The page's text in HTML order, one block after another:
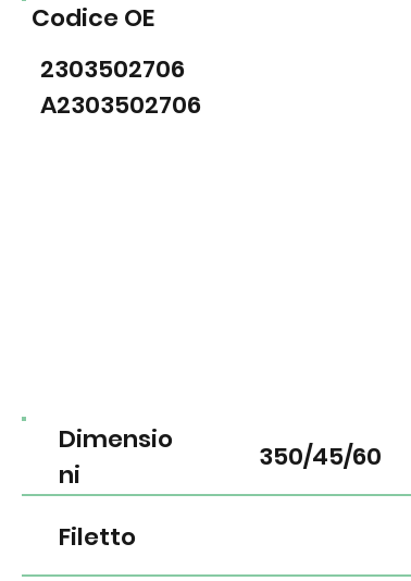
Filetto
Dimensio
ni
350/45/60
Codice OE
2303502706
A2303502706